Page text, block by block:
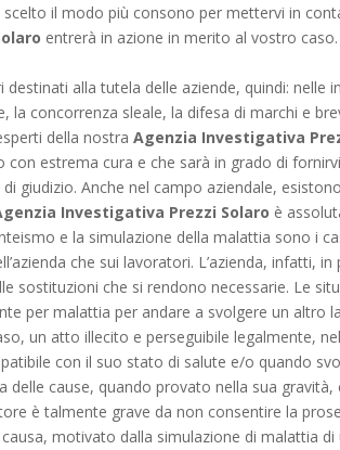
scelto il modo più consono per mettervi in
entrerà in azione in merito al vostro caso.
alla tutela delle aziende, quindi: nelle
concorrenza sleale, la difesa di marchi e
della nostraAgenzia Investigativa
estrema cura e che sarà in grado di
giudizio. Anche nel campo aziendale,
Investigativa Prezzi Solaro è
e la simulazione della malattia sono i
che sui lavoratori. L’azienda, infatti,
sostituzioni che si rendono necessarie. Le
per malattia per andare a svolgere un altro
un atto illecito e perseguibile legalmente,
con il suo stato di salute e/o quando
cause, quando provato nella sua
è talmente grave da non consentire la
motivato dalla simulazione di malattia